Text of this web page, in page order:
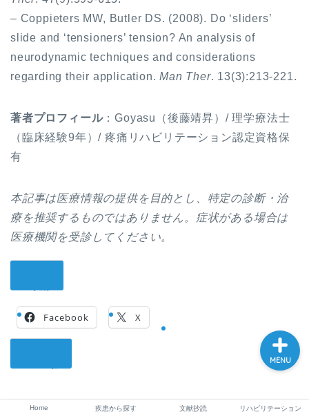
– Coppieters MW, Butler DS. (2008). Do ‘sliders’
slide and ‘tensioners’ tension? An analysis of
neurodynamic techniques and considerations
regarding their application.Man Ther. 13(3):213-221.
著者プロフィール：Goyasu（後藤靖昇）/ 理学療法士
（臨床経験9年）/ 疼痛リハビリテーション認定資格保
有
本記事は医療情報の提供を目的とし、特定の診断・治
療を推奨するものではありません。症状がある場合は
医療機関を受診してください。
Facebook X
Home 疾患から探す 文献抄読 リハビリテーション
MENU
疾患から探す